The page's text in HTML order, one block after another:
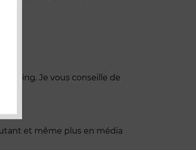
Je vous conseille de
et même plus en média